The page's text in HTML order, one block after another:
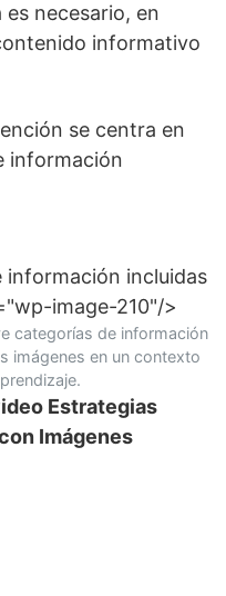
necesario, en
informativo
se centra en
información
información incluidas
image-210"/>
categorías de información
imágenes en un contexto
Estrategias
Imágenes